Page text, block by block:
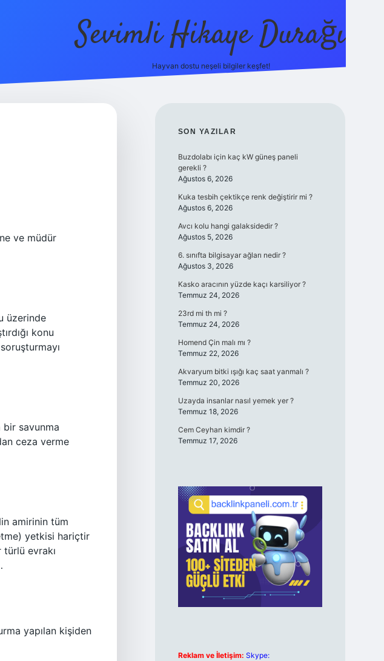
Sevimli Hikaye Durağı
Hayvan dostu neşeli bilgiler keşfet!
ve müdür
üzerinde
konu
bir savunma
ceza verme
amirinin tüm
yetkisi hariçtir
evrakı
yapılan kişiden
SIDEBAR
SON YAZILAR
Buzdolabı için kaç kW güneş paneli
gerekli ?
Ağustos 6, 2026
Kuka tesbih çektikçe renk değiştirir mi ?
Ağustos 6, 2026
Avcı kolu hangi galaksidedir ?
Ağustos 5, 2026
6. sınıfta bilgisayar ağları nedir ?
Ağustos 3, 2026
Kasko aracının yüzde kaçı karsiliyor ?
Temmuz 24, 2026
23rd mi th mi ?
Temmuz 24, 2026
Homend Çin malı mı ?
Temmuz 22, 2026
Akvaryum bitki ışığı kaç saat yanmalı ?
Temmuz 20, 2026
Uzayda insanlar nasıl yemek yer ?
Temmuz 18, 2026
Cem Ceyhan kimdir ?
Temmuz 17, 2026
Reklam ve İletişim: Skype: